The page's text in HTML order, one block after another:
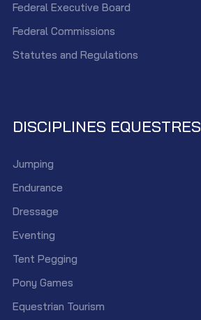
Federal Executive Board
Federal Commissions
Statutes and Regulations
DISCIPLINES EQUESTRES
Jumping
Endurance
Dressage
Eventing
Tent Pegging
Pony Games
Equestrian Tourism